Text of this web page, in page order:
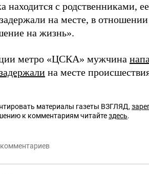
находится с родственниками,
на месте, в
на жизнь».
метро «ЦСКА» мужчина
на месте
материалы газеты ВЗГЛЯД,
к комментариям читайтездесь.
комментариев